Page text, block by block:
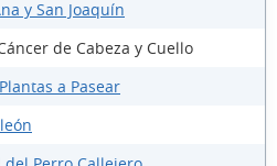
y San Joaquín
de Cabeza y Cuello
a Pasear